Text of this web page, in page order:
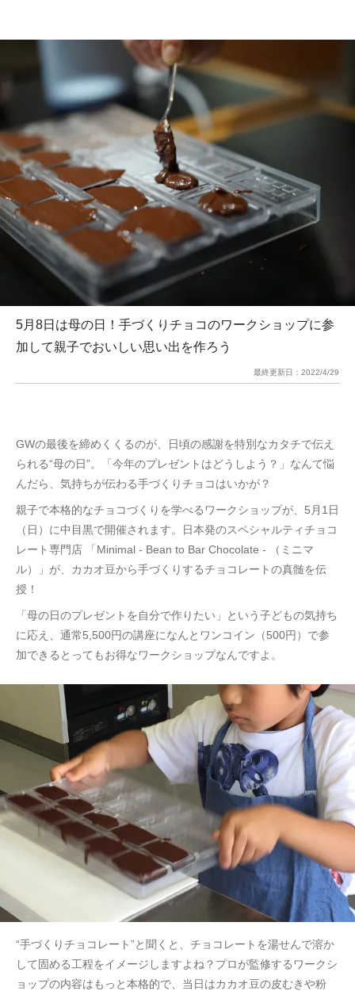
5月8日は母の日！手づくりチョコのワークショップに参
加して親子でおいしい思い出を作ろう
最終更新日： 2022/4/29
GWの最後を締めくくるのが、日頃の感謝を特別なカタチで伝え
られる“母の日”。「今年のプレゼントはどうしよう？」なんて悩
んだら、気持ちが伝わる手づくりチョコはいかが？
親子で本格的なチョコづくりを学べるワークショップが、5月1日
（日）に中目黒で開催されます。日本発のスペシャルティチョコ
レート専門店 「Minimal - Bean to Bar Chocolate - （ミニマ
ル）」が、カカオ豆から手づくりするチョコレートの真髄を伝
授！
「母の日のプレゼントを自分で作りたい」という子どもの気持ち
に応え、通常5,500円の講座になんとワンコイン（500円）で参
加できるとってもお得なワークショップなんですよ。
“手づくりチョコレート”と聞くと、チョコレートを湯せんで溶か
して固める工程をイメージしますよね？プロが監修するワークシ
ョップの内容はもっと本格的で、当日はカカオ豆の皮むきや粉